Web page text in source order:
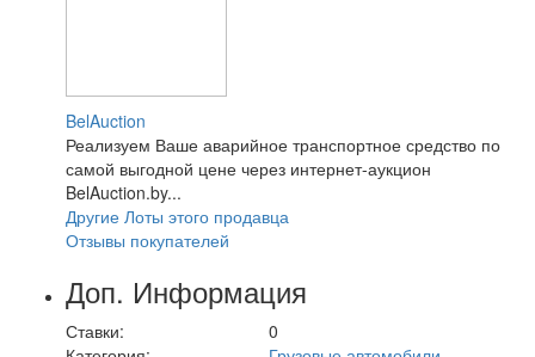
BelAuction
Реализуем Ваше аварийное транспортное средство по
самой выгодной цене через интернет-аукцион
BelAuction.by...
Другие Лоты этого продавца
Отзывы покупателей
Доп. Информация
Ставки:
0